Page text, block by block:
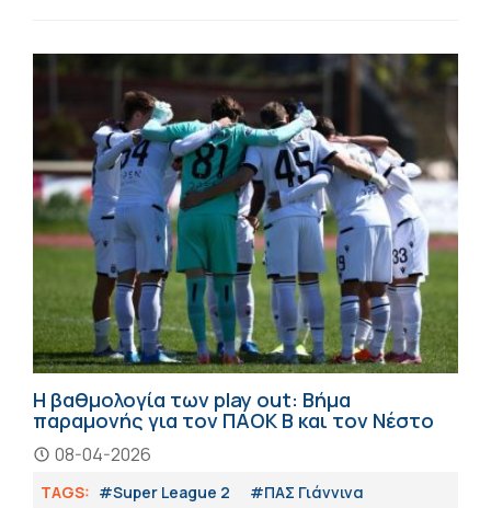
Η βαθμολογία των play out: Βήμα
παραμονής για τον ΠΑΟΚ Β και τον Νέστο
08-04-2026
TAGS: #Super League 2 #ΠΑΣ Γιάννινα